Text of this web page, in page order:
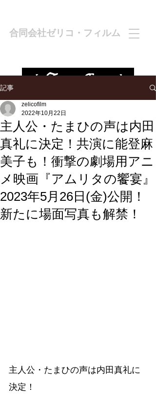
合同会社ゼリコ・フィルム
記事
主人公・たまひの声は内田
真礼に決定！共演に能登麻
美子も！衝撃の劇場用アニ
メ映画『アムリタの饗宴』
2023年5月26日(金)公開！
新たに場面写真も解禁！
zelicofilm
2022年10月22日
主人公・たまひの声は内田真礼に
決定！